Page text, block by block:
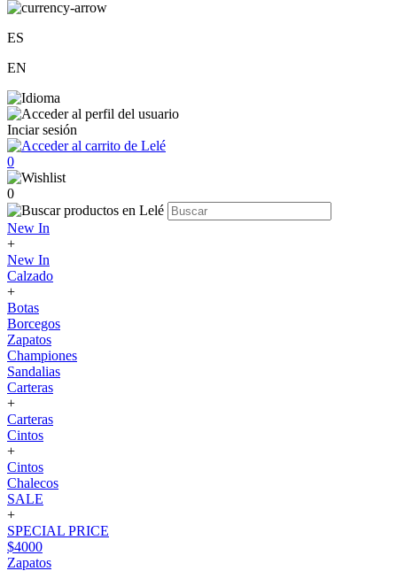
ES
EN
Inciar sesión
0
0
New In
+
New In
Calzado
+
Botas
Borcegos
Zapatos
Championes
Sandalias
Carteras
+
Carteras
Cintos
+
Cintos
Chalecos
SALE
+
SPECIAL PRICE
$4000
Zapatos